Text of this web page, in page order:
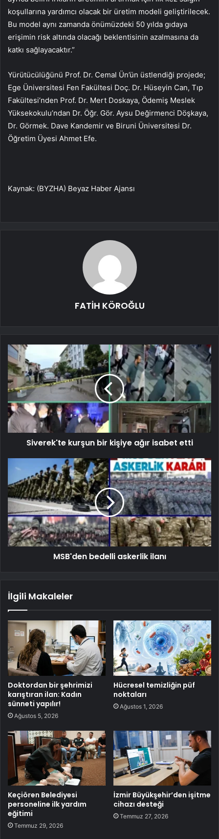
koşullarına yardımcı olacak bir üretim modeli geliştirilecek.
Bu model aynı zamanda önümüzdeki 50 yılda gıdaya
erişimin risk altında olacağı beklentisinin azalmasına da
katkı sağlayacaktır.”
Yürütücülüğünü Prof. Dr. Cemal Ün’ün üstlendiği projede;
Ege Üniversitesi Fen Fakültesi Doç. Dr. Hüseyin Can, Tıp
Fakültesi’nden Prof. Dr. Mert Doskaya, Ödemiş Meslek
Yüksekokulu’ndan Dr. Öğr. Gör. Aysu Değirmenci Döşkaya,
Dr. Görmek. Dave Kandemir ve Biruni Üniversitesi Dr.
Öğretim Üyesi Ahmet Efe.
Kaynak: (BYZHA) Beyaz Haber Ajansı
FATİH KÖROĞLU
Siverek'te kurşun bir kişiye ağır isabet etti
MSB'den bedelli askerlik ilanı
İlgili Makaleler
Doktordan bir şehrimizi
karıştıran ilan: Kadın
sünneti yapılır!
Ağustos 5, 2026
Hücresel temizliğin püf
noktaları
Ağustos 1, 2026
Keçiören Belediyesi
personeline ilk yardım
eğitimi
Temmuz 29, 2026
İzmir Büyükşehir’den işitme
cihazı desteği
Temmuz 27, 2026